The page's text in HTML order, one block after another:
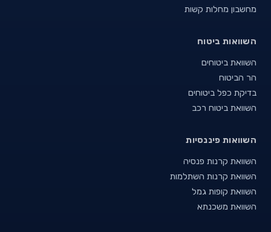
מחשבון מחלות קשות
השוואות ביטוח
השוואת ביטוחים
הר הביטוח
בדיקת כפל ביטוחים
השוואת ביטוח רכב
השוואות פיננסיות
השוואת קרנות פנסיה
השוואת קרנות השתלמות
השוואת קופות גמל
השוואת משכנתא